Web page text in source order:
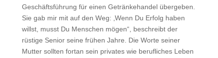
Geschäftsführung für einen Getränkehandel übergeben.
Sie gab mir mit auf den Weg: ‚Wenn Du Erfolg haben
willst, musst Du Menschen mögen“, beschreibt der
rüstige Senior seine frühen Jahre. Die Worte seiner
Mutter sollten fortan sein privates wie berufliches Leben